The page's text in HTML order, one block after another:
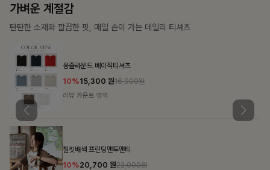
가장 쉬운 코디
특별한 날부터 일상까지 함께하는 룩